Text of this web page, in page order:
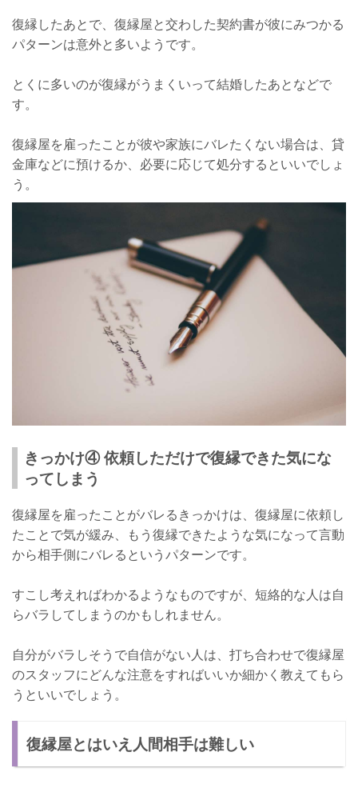
復縁したあとで、復縁屋と交わした契約書が彼にみつかる
パターンは意外と多いようです。
とくに多いのが復縁がうまくいって結婚したあとなどで
す。
復縁屋を雇ったことが彼や家族にバレたくない場合は、貸
金庫などに預けるか、必要に応じて処分するといいでしょ
う。
きっかけ④ 依頼しただけで復縁できた気にな
ってしまう
復縁屋を雇ったことがバレるきっかけは、復縁屋に依頼し
たことで気が緩み、もう復縁できたような気になって言動
から相手側にバレるというパターンです。
すこし考えればわかるようなものですが、短絡的な人は自
らバラしてしまうのかもしれません。
自分がバラしそうで自信がない人は、打ち合わせで復縁屋
のスタッフにどんな注意をすればいいか細かく教えてもら
うといいでしょう。
復縁屋とはいえ人間相手は難しい